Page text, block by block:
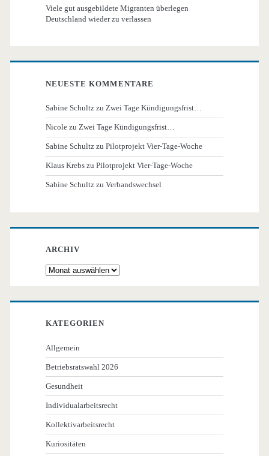
Viele gut ausgebildete Migranten überlegen
Deutschland wieder zu verlassen
NEUESTE KOMMENTARE
Sabine Schultz zuZwei Tage Kündigungsfrist…
Nicole zuZwei Tage Kündigungsfrist…
Sabine Schultz zuPilotprojekt Vier-Tage-Woche
Klaus Krebs zuPilotprojekt Vier-Tage-Woche
Sabine Schultz zuVerbandswechsel
ARCHIV
Archiv
KATEGORIEN
Allgemein
Betriebsratswahl 2026
Gesundheit
Individualarbeitsrecht
Kollektivarbeitsrecht
Kuriositäten